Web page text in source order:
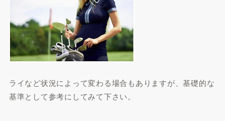
ライなど状況によって変わる場合もありますが、基礎的な
基準として参考にしてみて下さい。